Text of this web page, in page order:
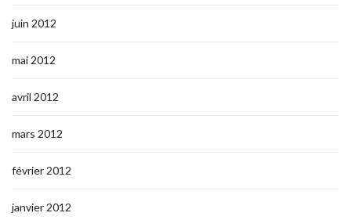
juin 2012
mai 2012
avril 2012
mars 2012
février 2012
janvier 2012